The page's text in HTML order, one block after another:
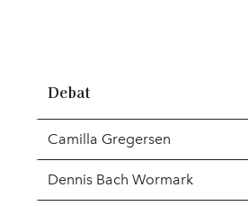
Debat
Camilla Gregersen
Dennis Bach Wormark